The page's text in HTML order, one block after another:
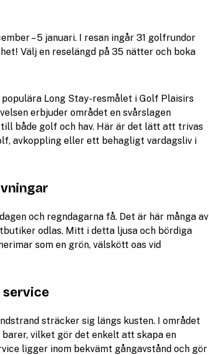
– 5 januari. I resan ingår 31 golfrundor
Välj en reselängd på 35 nätter och boka
Long Stay-resmålet i Golf Plaisirs
erbjuder området en svårslagen
både golf och hav. Här är det lätt att trivas
avkoppling eller ett behagligt vardagsliv i
och regndagarna få. Det är här många av
odlas. Mitt i detta ljusa och bördiga
som en grön, välskött oas vid
service
sträcker sig längs kusten. I området
vilket gör det enkelt att skapa en
ligger inom bekvämt gångavstånd och gör